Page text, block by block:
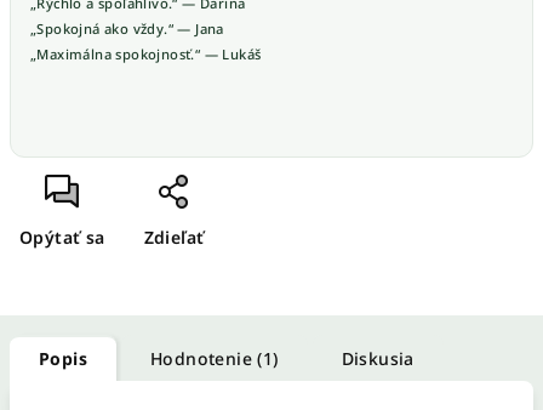
„Spokojná ako vždy.“ — Jana
„Maximálna spokojnosť.“ — Lukáš
Opýtať sa Zdieľať
Popis Hodnotenie (1) Diskusia